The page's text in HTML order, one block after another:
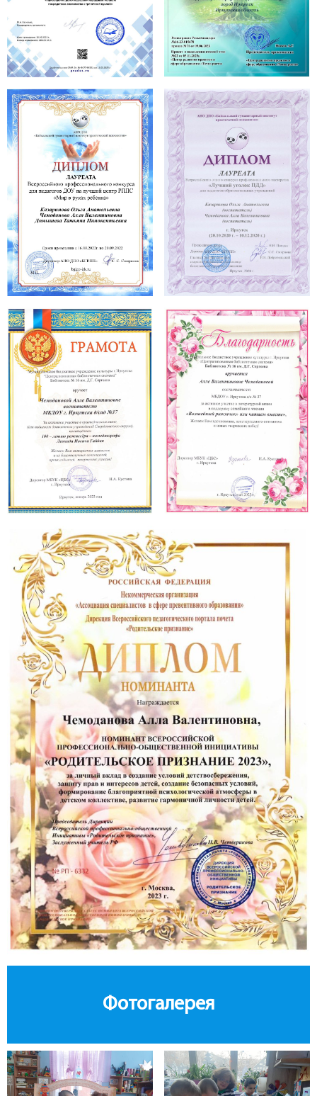
Фотогалерея